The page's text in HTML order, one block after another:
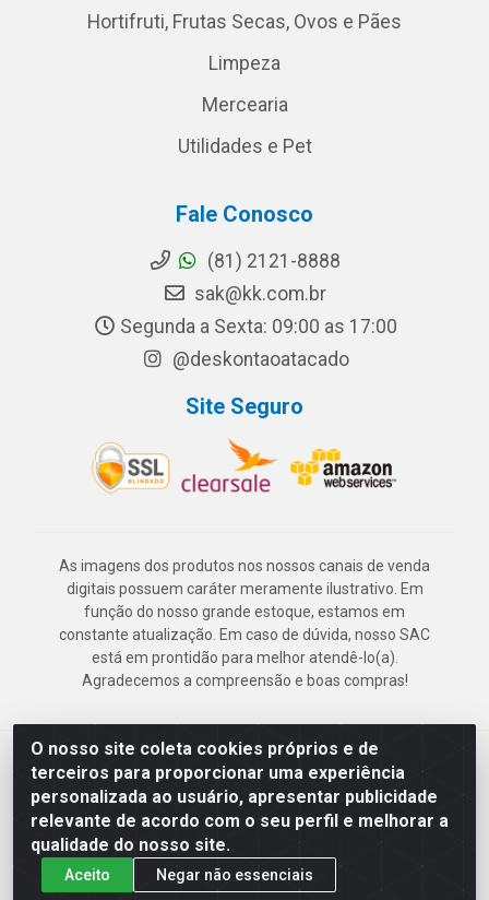
O nosso site coleta cookies próprios e de
terceiros para proporcionar uma experiência
personalizada ao usuário, apresentar publicidade
relevante de acordo com o seu perfil e melhorar a
qualidade do nosso site.
Aceito Negar não essenciais
Hortifruti, Frutas Secas, Ovos e Pães
Limpeza
Mercearia
Utilidades e Pet
Fale Conosco
(81) 2121-8888
sak@kk.com.br
Segunda a Sexta: 09:00 as 17:00
@deskontaoatacado
Site Seguro
As imagens dos produtos nos nossos canais de venda
digitais possuem caráter meramente ilustrativo. Em
função do nosso grande estoque, estamos em
constante atualização. Em caso de dúvida, nosso SAC
está em prontidão para melhor atendê-lo(a).
Agradecemos a compreensão e boas compras!
Deskontão Atacado - Av. Marechal Mascarenhas de Morais, 2471 -
Imbiribeira - Recife/PE - CEP 51.150-001 - CNPJ 24.150.377/0003-
57